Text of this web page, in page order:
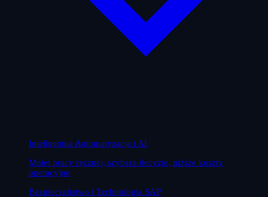
Inteligentna Automatyzacja i AI
Mniej pracy ręcznej, szybsze decyzje, niższe koszty
operacyjne
Bezpieczeństwo i Technologia SAP